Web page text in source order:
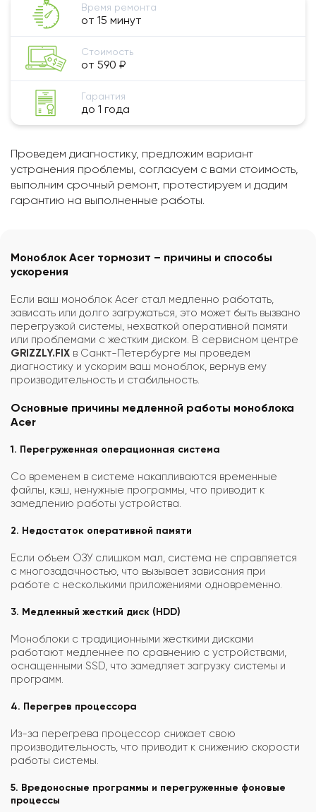
Время ремонта
от 15 минут
Стоимость
от 590 ₽
Гарантия
до 1 года
Проведем диагностику, предложим вариант
устранения проблемы, согласуем с вами стоимость,
выполним срочный ремонт, протестируем и дадим
гарантию на выполненные работы.
Моноблок Acer тормозит – причины и способы
ускорения
Если ваш моноблок Acer стал медленно работать,
зависать или долго загружаться, это может быть вызвано
перегрузкой системы, нехваткой оперативной памяти
или проблемами с жестким диском. В сервисном центре
GRIZZLY.FIX в Санкт-Петербурге мы проведем
диагностику и ускорим ваш моноблок, вернув ему
производительность и стабильность.
Основные причины медленной работы моноблока
Acer
1. Перегруженная операционная система
Со временем в системе накапливаются временные
файлы, кэш, ненужные программы, что приводит к
замедлению работы устройства.
2. Недостаток оперативной памяти
Если объем ОЗУ слишком мал, система не справляется
с многозадачностью, что вызывает зависания при
работе с несколькими приложениями одновременно.
3. Медленный жесткий диск (HDD)
Моноблоки с традиционными жесткими дисками
работают медленнее по сравнению с устройствами,
оснащенными SSD, что замедляет загрузку системы и
программ.
4. Перегрев процессора
Из-за перегрева процессор снижает свою
производительность, что приводит к снижению скорости
работы системы.
5. Вредоносные программы и перегруженные фоновые
процессы